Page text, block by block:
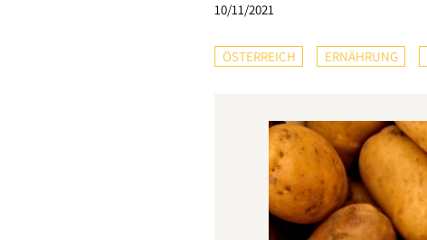
10/11/2021
ÖSTERREICH ERNÄHRUNG